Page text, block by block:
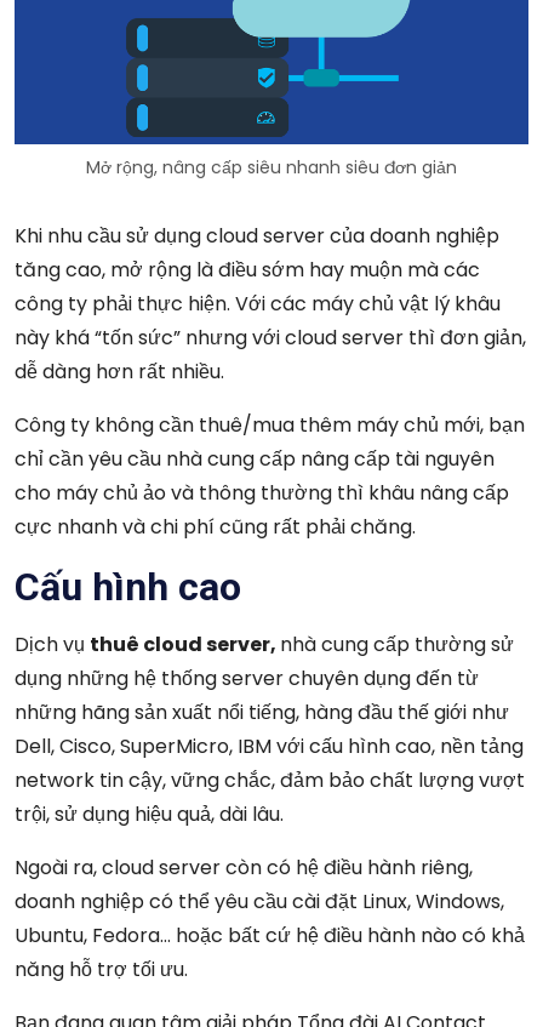
Mở rộng, nâng cấp siêu nhanh siêu đơn giản
Khi nhu cầu sử dụng cloud server của doanh nghiệp
tăng cao, mở rộng là điều sớm hay muộn mà các
công ty phải thực hiện. Với các máy chủ vật lý khâu
này khá “tốn sức” nhưng với cloud server thì đơn giản,
dễ dàng hơn rất nhiều.
Công ty không cần thuê/mua thêm máy chủ mới, bạn
chỉ cần yêu cầu nhà cung cấp nâng cấp tài nguyên
cho máy chủ ảo và thông thường thì khâu nâng cấp
cực nhanh và chi phí cũng rất phải chăng.
Cấu hình cao
Dịch vụ thuê cloud server, nhà cung cấp thường sử
dụng những hệ thống server chuyên dụng đến từ
những hãng sản xuất nổi tiếng, hàng đầu thế giới như
Dell, Cisco, SuperMicro, IBM với cấu hình cao, nền tảng
network tin cậy, vững chắc, đảm bảo chất lượng vượt
trội, sử dụng hiệu quả, dài lâu.
Ngoài ra, cloud server còn có hệ điều hành riêng,
doanh nghiệp có thể yêu cầu cài đặt Linux, Windows,
Ubuntu, Fedora… hoặc bất cứ hệ điều hành nào có khả
năng hỗ trợ tối ưu.